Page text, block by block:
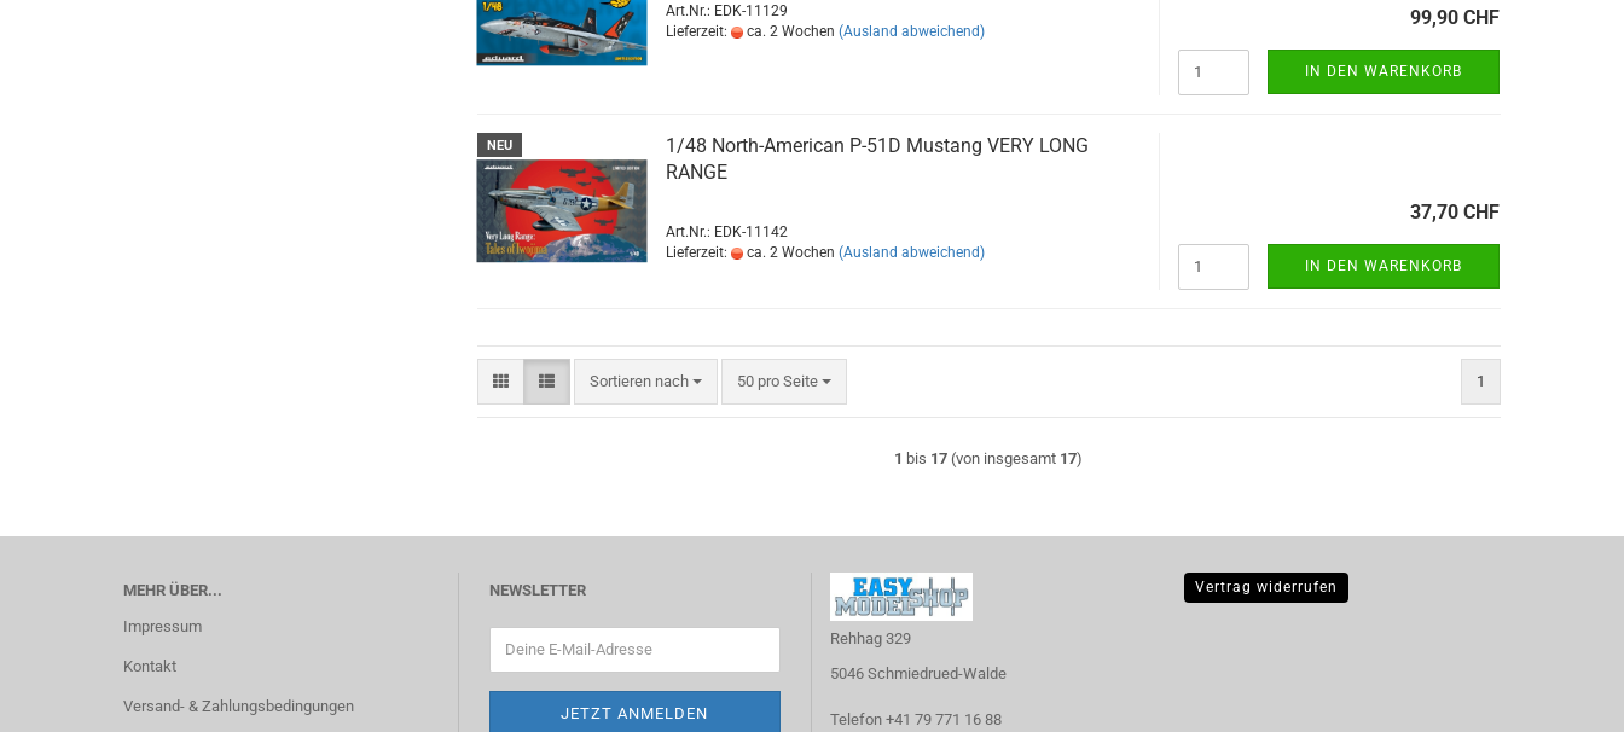
Art.Nr.: EDK-11129
Lieferzeit:
ca. 2 Wochen (Ausland abweichend)
99,90 CHF
IN DEN WARENKORB
NEU
1/48 North-American P-51D Mustang VERY LONG
RANGE
Art.Nr.: EDK-11142
Lieferzeit:
ca. 2 Wochen (Ausland abweichend)
37,70 CHF
IN DEN WARENKORB
Sortieren nach
Sortieren nach 50 pro Seite
pro Seite 1
1 bis 17 (von insgesamt 17)
MEHR ÜBER...
Impressum
Kontakt
Versand- & Zahlungsbedingungen
NEWSLETTER
Rehhag 329
5046 Schmiedrued-Walde
Telefon +41 79 771 16 88
Vertrag widerrufen